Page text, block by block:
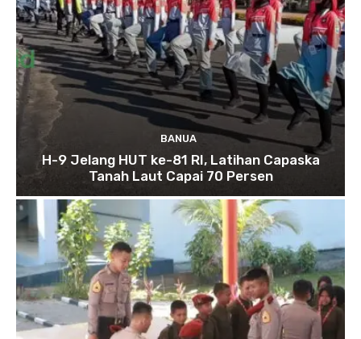
BANUA
H-9 Jelang HUT ke-81 RI, Latihan Capaska
Tanah Laut Capai 70 Persen